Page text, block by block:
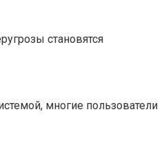
становятся
многие пользователи